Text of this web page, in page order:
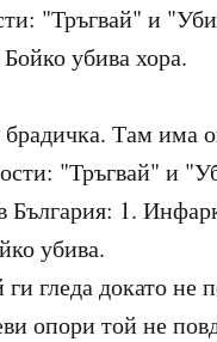
"Тръгвай" и
убива хора.
брадичка. Там
"Тръгвай" и
България: 1.
убива.
ги гледа докато
опори той не